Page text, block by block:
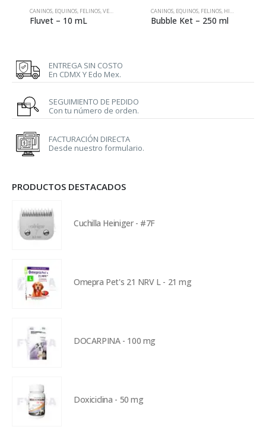
CANINOS, EQUINOS, FELINOS,VETERINARIA
Fluvet – 10 mL
CANINOS, EQUINOS, FELINOS, HIGIENE Y ESTÉTICA
Bubble Ket – 250 ml
ENTREGA SIN COSTO
En CDMX Y Edo Mex.
SEGUIMIENTO DE PEDIDO
Con tu número de orden.
FACTURACIÓN DIRECTA
Desde nuestro formulario.
PRODUCTOS DESTACADOS
Cuchilla Heiniger - #7F
Omepra Pet's 21 NRV L - 21 mg
DOCARPINA - 100 mg
Doxiciclina - 50 mg